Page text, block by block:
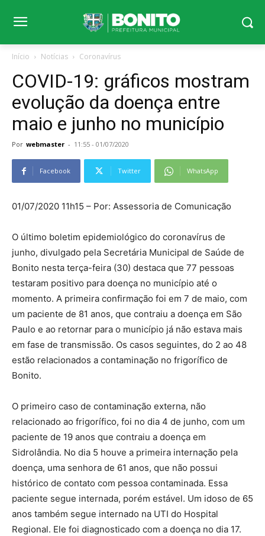
Início Notícias Coronavírus
COVID-19: gráficos mostram
evolução da doença entre
maio e junho no município
Por webmaster - 11:55 - 01/07/2020
Facebook Twitter WhatsApp
01/07/2020 11h15 – Por: Assessoria de Comunicação
O último boletim epidemiológico do coronavírus de
junho, divulgado pela Secretária Municipal de Saúde de
Bonito nesta terça-feira (30) destaca que 77 pessoas
testaram positivo para doença no município até o
momento. A primeira confirmação foi em 7 de maio, com
um paciente de 81 anos, que contraiu a doença em São
Paulo e ao retornar para o município já não estava mais
em fase de transmissão. Os casos seguintes, do 2 ao 48
estão relacionados a contaminação no frigorífico de
Bonito.
O primeiro caso de contaminação externa, não
relacionado ao frigorífico, foi no dia 4 de junho, com um
paciente de 19 anos que contraiu a doença em
Sidrolândia. No dia 5 houve a primeira internação pela
doença, uma senhora de 61 anos, que não possui
histórico de contato com pessoa contaminada. Essa
paciente segue internada, porém estável. Um idoso de 65
anos também segue internado na UTI do Hospital
Regional. Ele foi diagnosticado com a doença no dia 17.